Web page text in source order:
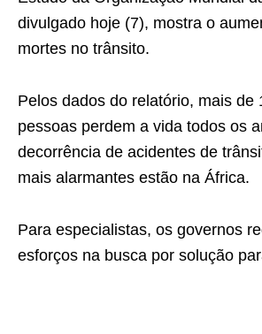
divulgado hoje (7), mostra o
mortes no trânsito.
Pelos dados do relatório, mais de
pessoas perdem a vida todos os
decorrência de acidentes de
mais alarmantes estão na África.
Para especialistas, os governos
esforços na busca por solução